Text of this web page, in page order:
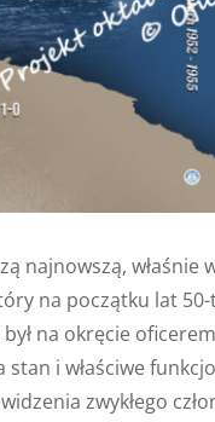
najnowszą, właśnie
na początku lat 50-
był na okręcie
i właściwe
zwykłego